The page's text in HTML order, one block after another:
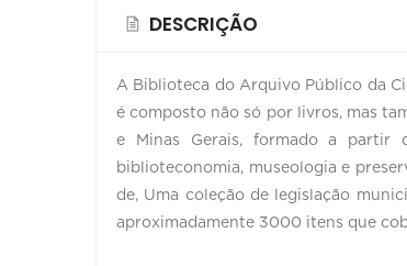
DESCRIÇÃO
A Biblioteca do Arquivo Público da
é composto não só por livros, mas
e Minas Gerais, formado a partir
biblioteconomia, museologia e
de, Uma coleção de legislação
aproximadamente 3000 itens que